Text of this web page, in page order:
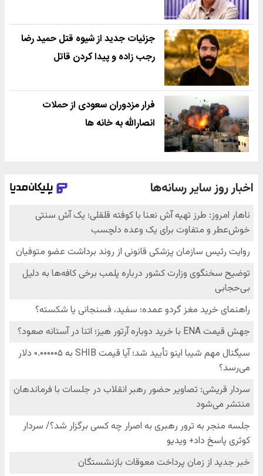
جزئیات جدید از شیوه قتل حمید رضا
رجب زاده و پیدا کردن قاتل
فرار مزدوران سعودی از حملات
انصارالله به خانه ها